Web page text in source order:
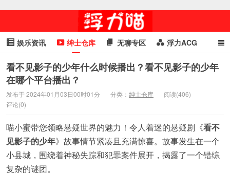
喵星闻
娱乐资讯 绅士仓库 无聊专区 浮力ACG
浮力GIF 明星头条 浮力资讯 头条女神 萌妹专区
cosplay
看不见影子的少年什么时候播出？看不见影子的少年
在哪个平台播出？
发布于 2024年01月03日00时01分 分类： 绅士仓库
阅读(406)
评论(0)
喵小蜜带您领略悬疑世界的魅力！令人着迷的悬疑剧《看不
见影子的少年》故事情节紧凑且充满惊喜。故事发生在一个
小县城，围绕着神秘失踪和犯罪案件展开，揭露了一个错综
复杂的谜团。